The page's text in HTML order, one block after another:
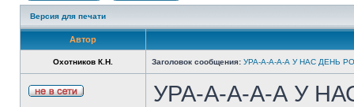
Версия для печати
Автор
Охотников К.Н. Заголовок сообщения: УРА-А-А-А-А У НАС ДЕНЬ
УРА-А-А-А-А У